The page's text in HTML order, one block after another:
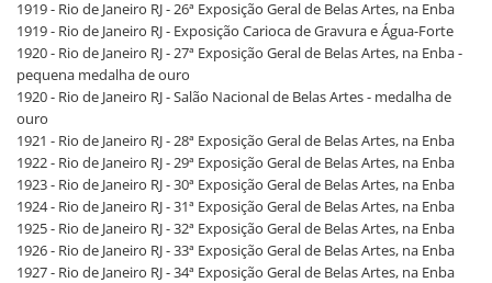
1919 - Rio de Janeiro RJ - 26ª Exposição Geral de Belas Artes, na Enba
1919 - Rio de Janeiro RJ - Exposição Carioca de Gravura e Água-Forte
1920 - Rio de Janeiro RJ - 27ª Exposição Geral de Belas Artes, na Enba -
pequena medalha de ouro
1920 - Rio de Janeiro RJ - Salão Nacional de Belas Artes - medalha de
ouro
1921 - Rio de Janeiro RJ - 28ª Exposição Geral de Belas Artes, na Enba
1922 - Rio de Janeiro RJ - 29ª Exposição Geral de Belas Artes, na Enba
1923 - Rio de Janeiro RJ - 30ª Exposição Geral de Belas Artes, na Enba
1924 - Rio de Janeiro RJ - 31ª Exposição Geral de Belas Artes, na Enba
1925 - Rio de Janeiro RJ - 32ª Exposição Geral de Belas Artes, na Enba
1926 - Rio de Janeiro RJ - 33ª Exposição Geral de Belas Artes, na Enba
1927 - Rio de Janeiro RJ - 34ª Exposição Geral de Belas Artes, na Enba